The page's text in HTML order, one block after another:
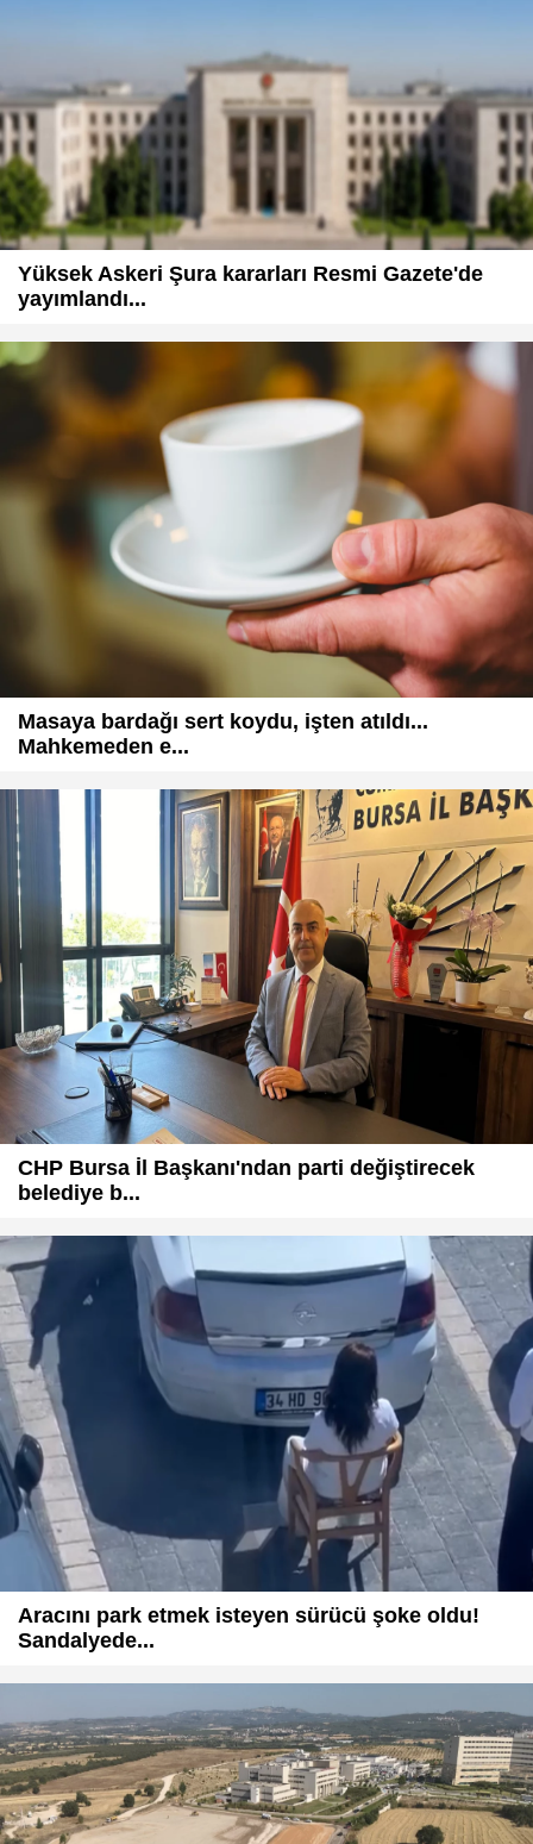
Yüksek Askeri Şura kararları Resmi Gazete'de
yayımlandı...
Masaya bardağı sert koydu, işten atıldı...
Mahkemeden e...
CHP Bursa İl Başkanı'ndan parti değiştirecek
belediye b...
Aracını park etmek isteyen sürücü şoke oldu!
Sandalyede...